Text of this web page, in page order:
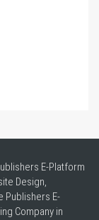
E-Platform
Design,
Publishers E-
Company in